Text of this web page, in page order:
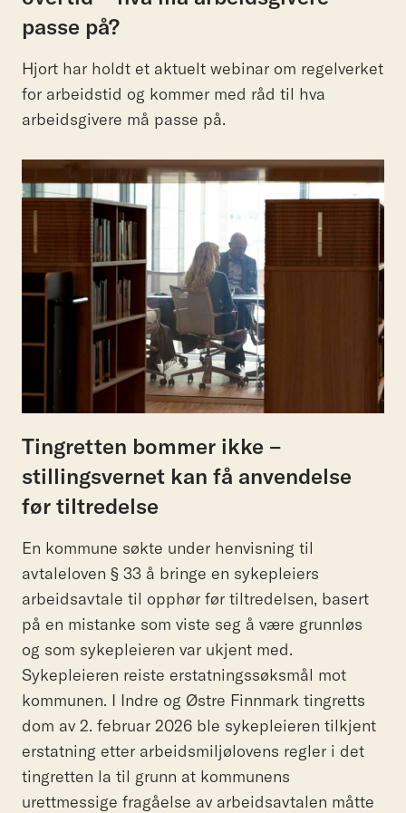
passe på?
Hjort har holdt et aktuelt webinar om regelverket
for arbeidstid og kommer med råd til hva
arbeidsgivere må passe på.
Tingretten bommer ikke –
stillingsvernet kan få anvendelse
før tiltredelse
En kommune søkte under henvisning til
avtaleloven § 33 å bringe en sykepleiers
arbeidsavtale til opphør før tiltredelsen, basert
på en mistanke som viste seg å være grunnløs
og som sykepleieren var ukjent med.
Sykepleieren reiste erstatningssøksmål mot
kommunen. I Indre og Østre Finnmark tingretts
dom av 2. februar 2026 ble sykepleieren tilkjent
erstatning etter arbeidsmiljølovens regler i det
tingretten la til grunn at kommunens
urettmessige fragåelse av arbeidsavtalen måtte